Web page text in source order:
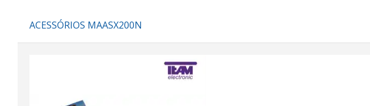
ACESSÓRIOS MAASX200N